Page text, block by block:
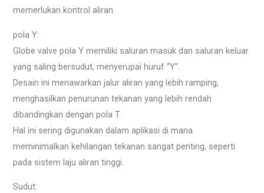
memerlukan kontrol aliran.
pola Y:
Globe valve pola Y memiliki saluran masuk dan saluran keluar
yang saling bersudut, menyerupai huruf “Y”.
Desain ini menawarkan jalur aliran yang lebih ramping,
menghasilkan penurunan tekanan yang lebih rendah
dibandingkan dengan pola T.
Hal ini sering digunakan dalam aplikasi di mana
meminimalkan kehilangan tekanan sangat penting, seperti
pada sistem laju aliran tinggi.
Sudut: